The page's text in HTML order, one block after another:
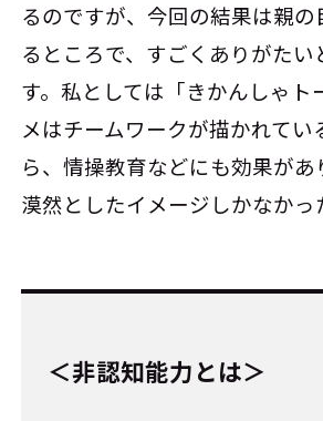
るのですが、今回の結果は親
るところで、すごくありがたい
す。私としては「きかんしゃト
メはチームワークが描かれてい
ら、情操教育などにも効果があ
漠然としたイメージしかなかっ
＜非認知能力とは＞